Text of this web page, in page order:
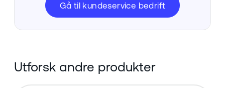
Gå til kundeservice bedrift
Utforsk andre produkter